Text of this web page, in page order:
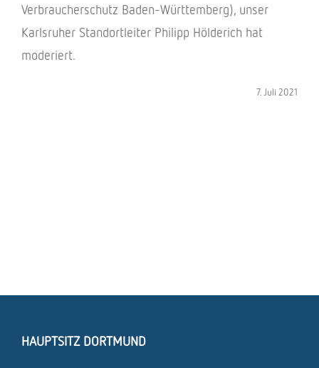
Verbrau­cher­schutz Baden-Würt­tem­berg), unser
Karls­ru­her Stand­ort­lei­ter Phil­ipp Hölde­rich hat
mode­riert.
7. Juli 2021
HAUPTSITZ DORTMUND